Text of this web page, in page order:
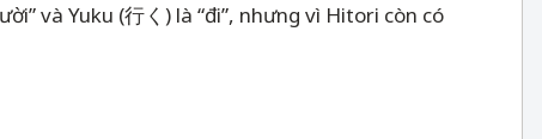
và Yuku (行く) là “đi”, nhưng vì Hitori còn có